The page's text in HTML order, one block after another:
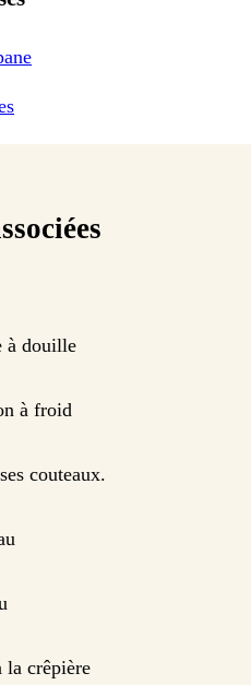
à douille
à froid
couteaux.
la crêpière